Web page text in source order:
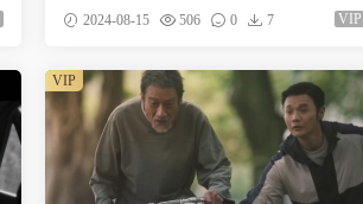
2024-08-15 506 0 7 VIP
VIP